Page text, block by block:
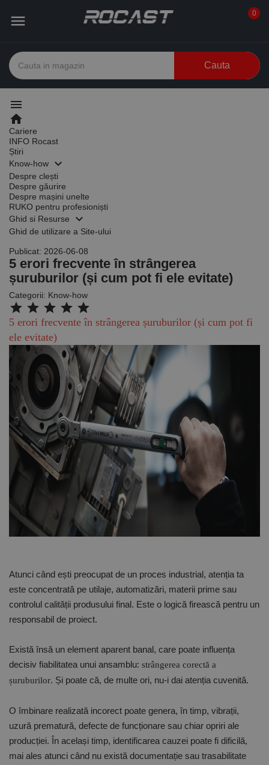
 0
Cauta
menu
home
Cariere
INFO Rocast
Știri
Know-how
keyboard_arrow_down
Despre clești
Despre găurire
Despre mașini unelte
RUKO pentru profesioniști
Ghid si Resurse
keyboard_arrow_down
Ghid de utilizare a Site-ului
Publicat: 2026-06-08
5 erori frecvente în strângerea
șuruburilor (și cum pot fi ele evitate)
Categorii: Know-how
star star star star star
5 erori frecvente în strângerea șuruburilor (și cum pot fi
ele evitate)
Atunci când ești preocupat de un proces industrial, atenția ta
este concentrată pe utilaje, automatizări, materii prime sau
controlul calității produsului final. Este o logică firească pentru un
responsabil de proiect.
Există însă un element aparent banal, care poate influența
decisiv fiabilitatea unui ansamblu: strângerea corectă a
șuruburilor. Și poate că, de multe ori, nu-i dai atenția cuvenită.
O îmbinare realizată incorect poate genera, în timp, vibrații,
uzură prematură, defecte de funcționare sau chiar opriri ale
producției. În același timp, identificarea cauzei poate fi dificilă,
mai ales atunci când nu există documentație sau trasabilitate